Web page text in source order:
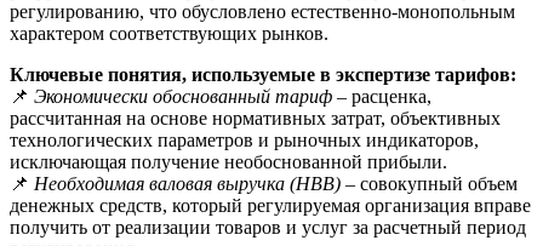
регулированию, что обусловлено естественно-монопольным
характером соответствующих рынков.
Ключевые понятия, используемые в экспертизе тарифов:
📌 Экономически обоснованный тариф – расценка,
рассчитанная на основе нормативных затрат, объективных
технологических параметров и рыночных индикаторов,
исключающая получение необоснованной прибыли.
📌 Необходимая валовая выручка (НВВ) – совокупный объем
денежных средств, который регулируемая организация вправе
получить от реализации товаров и услуг за расчетный период